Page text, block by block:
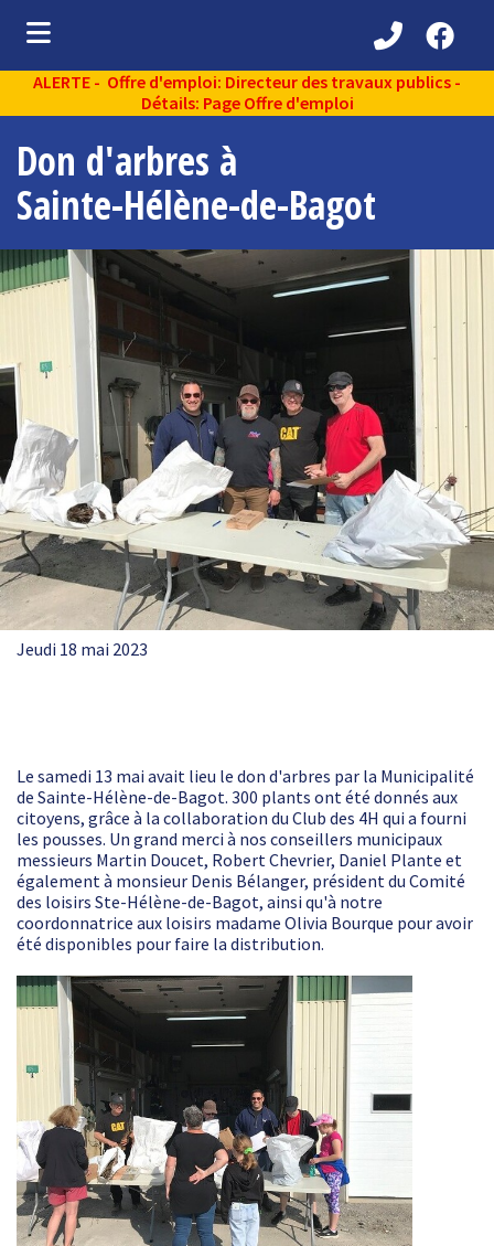
(Découvrir )
(Services aux citoyens )
(Partenaires )
(Loisirs et vie communautaire )
(Environnement )
ALERTE - Offre d'emploi: Directeur des travaux publics -
Détails: Page Offre d'emploi
Don d'arbres à
Sainte-Hélène-de-Bagot
Jeudi 18 mai 2023
Le samedi 13 mai avait lieu le don d'arbres par la Municipalité
de Sainte-Hélène-de-Bagot. 300 plants ont été donnés aux
citoyens, grâce à la collaboration du Club des 4H qui a fourni
les pousses. Un grand merci à nos conseillers municipaux
messieurs Martin Doucet, Robert Chevrier, Daniel Plante et
également à monsieur Denis Bélanger, président du Comité
des loisirs Ste-Hélène-de-Bagot, ainsi qu'à notre
coordonnatrice aux loisirs madame Olivia Bourque pour avoir
été disponibles pour faire la distribution.